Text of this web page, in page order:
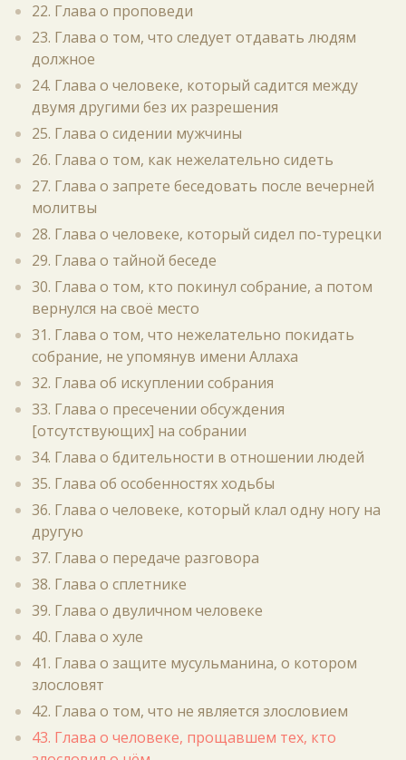
22. Глава о проповеди
23. Глава о том, что следует отдавать людям
должное
24. Глава о человеке, который садится между
двумя другими без их разрешения
25. Глава о сидении мужчины
26. Глава о том, как нежелательно сидеть
27. Глава о запрете беседовать после вечерней
молитвы
28. Глава о человеке, который сидел по-турецки
29. Глава о тайной беседе
30. Глава о том, кто покинул собрание, а потом
вернулся на своё место
31. Глава о том, что нежелательно покидать
собрание, не упомянув имени Аллаха
32. Глава об искуплении собрания
33. Глава о пресечении обсуждения
[отсутствующих] на собрании
34. Глава о бдительности в отношении людей
35. Глава об особенностях ходьбы
36. Глава о человеке, который клал одну ногу на
другую
37. Глава о передаче разговора
38. Глава о сплетнике
39. Глава о двуличном человеке
40. Глава о хуле
41. Глава о защите мусульманина, о котором
злословят
42. Глава о том, что не является злословием
43. Глава о человеке, прощавшем тех, кто